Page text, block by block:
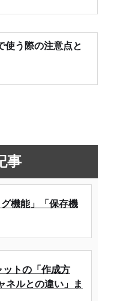
う際の注意点と
事
機能」「保存機
トの「作成方
ネルとの違い」ま